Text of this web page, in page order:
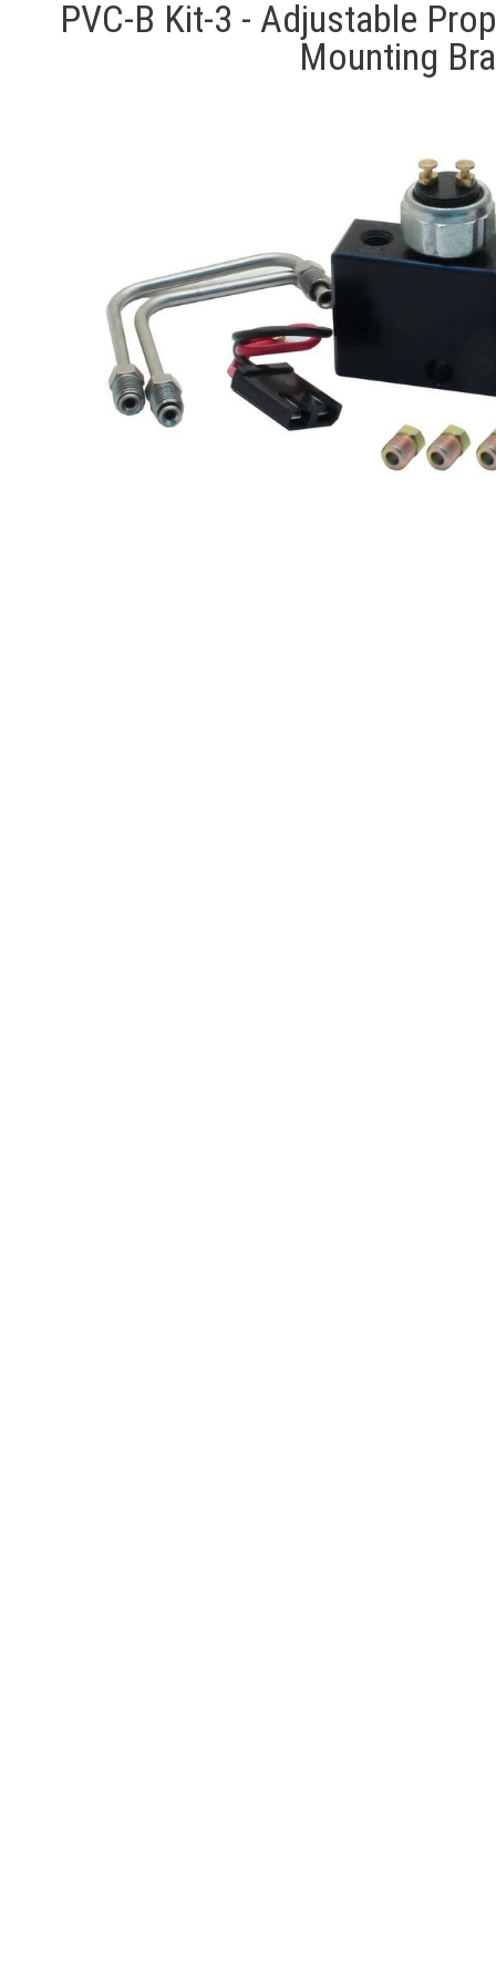
PVC-B Kit-3 - Adjustable
Mounting